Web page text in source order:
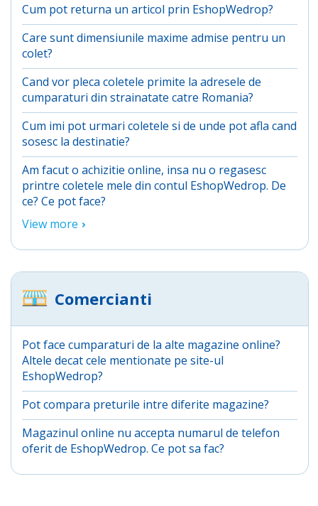
Cum pot returna un articol prin EshopWedrop?
Care sunt dimensiunile maxime admise pentru un
colet?
Cand vor pleca coletele primite la adresele de
cumparaturi din strainatate catre Romania?
Cum imi pot urmari coletele si de unde pot afla cand
sosesc la destinatie?
Am facut o achizitie online, insa nu o regasesc
printre coletele mele din contul EshopWedrop. De
ce? Ce pot face?
View more
Comercianti
Pot face cumparaturi de la alte magazine online?
Altele decat cele mentionate pe site-ul
EshopWedrop?
Pot compara preturile intre diferite magazine?
Magazinul online nu accepta numarul de telefon
oferit de EshopWedrop. Ce pot sa fac?